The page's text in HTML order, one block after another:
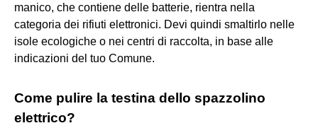
manico, che contiene delle batterie, rientra nella
categoria dei rifiuti elettronici. Devi quindi smaltirlo nelle
isole ecologiche o nei centri di raccolta, in base alle
indicazioni del tuo Comune.
Come pulire la testina dello spazzolino
elettrico?